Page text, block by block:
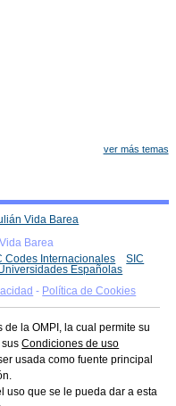
ver más temas
Vida Barea
Barea
Codes Internacionales
SIC
Españolas
- Política de Cookies
la OMPI, la cual permite su
susCondiciones de uso
usada como fuente principal
uso que se le pueda dar a esta